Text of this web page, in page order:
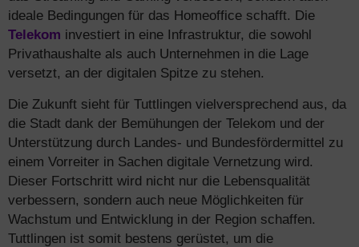
ideale Bedingungen für das Homeoffice schafft. Die
Telekom investiert in eine Infrastruktur, die sowohl
Privathaushalte als auch Unternehmen in die Lage
versetzt, an der digitalen Spitze zu stehen.
Die Zukunft sieht für Tuttlingen vielversprechend aus, da
die Stadt dank der Bemühungen der Telekom und der
Unterstützung durch Landes- und Bundesfördermittel zu
einem Vorreiter in Sachen digitale Vernetzung wird.
Dieser Fortschritt wird nicht nur die Lebensqualität
verbessern, sondern auch neue Möglichkeiten für
Wachstum und Entwicklung in der Region schaffen.
Tuttlingen ist somit bestens gerüstet, um die